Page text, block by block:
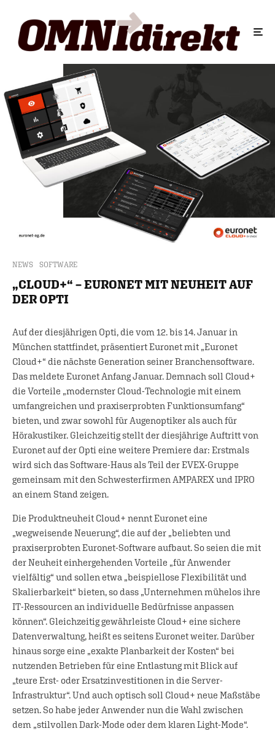
NEWS SOFTWARE
„CLOUD+“ – EURONET MIT NEUHEIT AUF
DER OPTI
Auf der diesjährigen Opti, die vom 12. bis 14. Januar in
München stattfindet, präsentiert Euronet mit „Euronet
Cloud+“ die nächste Generation seiner Branchensoftware.
Das meldete Euronet Anfang Januar. Demnach soll Cloud+
die Vorteile „modernster Cloud-Technologie mit einem
umfangreichen und praxiserprobten Funktionsumfang“
bieten, und zwar sowohl für Augenoptiker als auch für
Hörakustiker. Gleichzeitig stellt der diesjährige Auftritt von
Euronet auf der Opti eine weitere Premiere dar: Erstmals
wird sich das Software-Haus als Teil der EVEX-Gruppe
gemeinsam mit den Schwesterfirmen AMPAREX und IPRO
an einem Stand zeigen.
Die Produktneuheit Cloud+ nennt Euronet eine
„wegweisende Neuerung“, die auf der „beliebten und
praxiserprobten Euronet-Software aufbaut. So seien die mit
der Neuheit einhergehenden Vorteile „für Anwender
vielfältig“ und sollen etwa „beispiellose Flexibilität und
Skalierbarkeit“ bieten, so dass „Unternehmen mühelos ihre
IT-Ressourcen an individuelle Bedürfnisse anpassen
können“. Gleichzeitig gewährleiste Cloud+ eine sichere
Datenverwaltung, heißt es seitens Euronet weiter. Darüber
hinaus sorge eine „exakte Planbarkeit der Kosten“ bei
nutzenden Betrieben für eine Entlastung mit Blick auf
„teure Erst- oder Ersatzinvestitionen in die Server-
Infrastruktur“. Und auch optisch soll Cloud+ neue Maßstäbe
setzen. So habe jeder Anwender nun die Wahl zwischen
dem „stilvollen Dark-Mode oder dem klaren Light-Mode“.